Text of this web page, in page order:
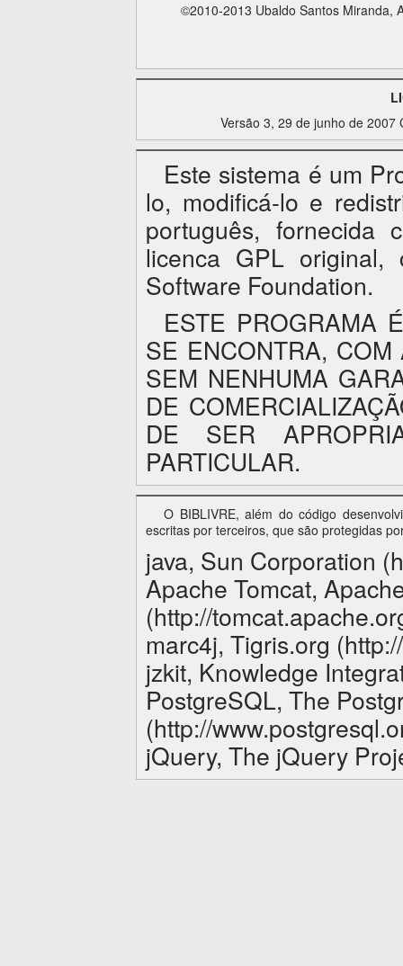
©2010-2013 Ubaldo Santos Miranda,
Versão 3, 29 de junho de
Este sistema é um
lo, modificá-lo e
português,
licenca GPL
Software Foundation.
ESTE PROGRAMA
SE ENCONTRA,
SEM NENHUMA
DE
DE SER
PARTICULAR.
O BIBLIVRE, além do código
escritas por terceiros, que são protegidas
java, Sun Corporation
Apache Tomcat,
(http://
marc4j, Tigris.org
jzkit, Knowledge
PostgreSQL, The
(http://
jQuery, The jQuery